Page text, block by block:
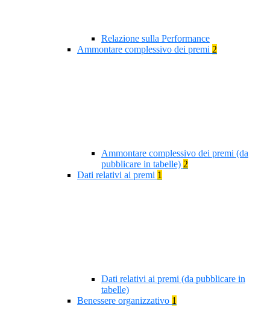
Relazione sulla Performance
Ammontare complessivo dei premi 2
Ammontare complessivo dei premi (da
pubblicare in tabelle) 2
Dati relativi ai premi 1
Dati relativi ai premi (da pubblicare in
tabelle)
Benessere organizzativo 1